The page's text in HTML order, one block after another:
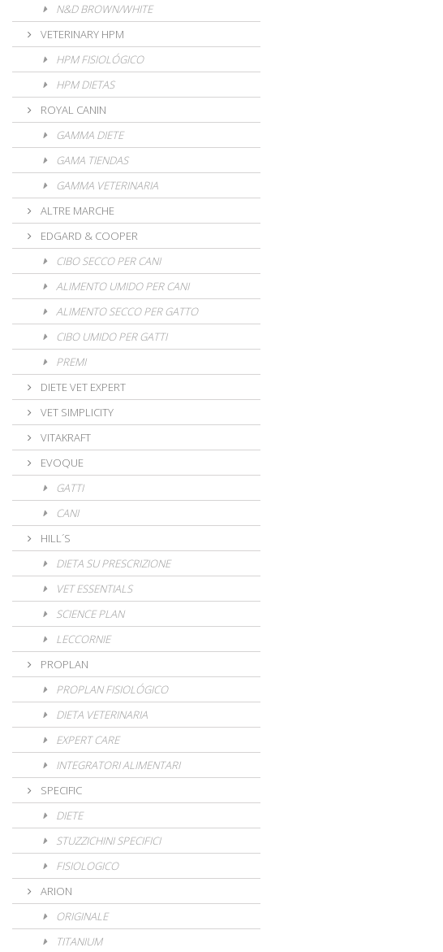
N&D BROWN/WHITE
VETERINARY HPM
HPM FISIOLÓGICO
HPM DIETAS
ROYAL CANIN
GAMMA DIETE
GAMA TIENDAS
GAMMA VETERINARIA
ALTRE MARCHE
EDGARD & COOPER
CIBO SECCO PER CANI
ALIMENTO UMIDO PER CANI
ALIMENTO SECCO PER GATTO
CIBO UMIDO PER GATTI
PREMI
DIETE VET EXPERT
VET SIMPLICITY
VITAKRAFT
EVOQUE
GATTI
CANI
HILL´S
DIETA SU PRESCRIZIONE
VET ESSENTIALS
SCIENCE PLAN
LECCORNIE
PROPLAN
PROPLAN FISIOLÓGICO
DIETA VETERINARIA
EXPERT CARE
INTEGRATORI ALIMENTARI
SPECIFIC
DIETE
STUZZICHINI SPECIFICI
FISIOLOGICO
ARION
ORIGINALE
TITANIUM